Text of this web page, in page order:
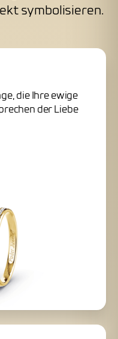
symbolisieren.
die Ihre ewige
der Liebe